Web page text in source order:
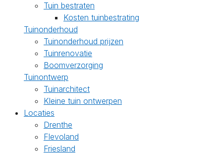
Tuin bestraten
Kosten tuinbestrating
Tuinonderhoud
Tuinonderhoud prijzen
Tuinrenovatie
Boomverzorging
Tuinontwerp
Tuinarchitect
Kleine tuin ontwerpen
Locaties
Drenthe
Flevoland
Friesland